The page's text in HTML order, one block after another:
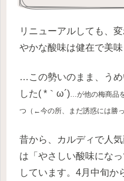
リニューアルしても、
やかな酸味は健在で美味
…この勢いのまま、う
した( *｀ω´)…が他の梅商品
つ（←今の所、まだ誘惑には勝っ
昔から、カルディで人
は「やさしい酸味にな
しています。4月中旬か